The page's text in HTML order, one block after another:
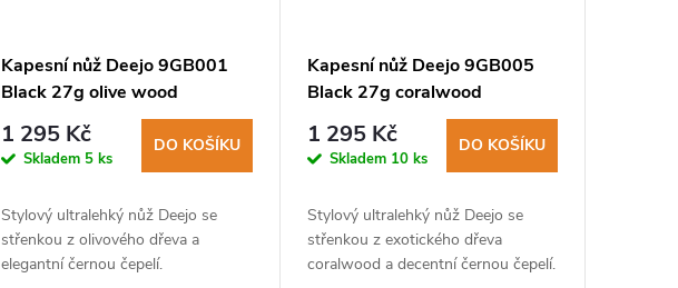
Kapesní nůž Deejo 9GB001
Black 27g olive wood
1 295 Kč
Skladem 5 ks
DO KOŠÍKU
Stylový ultralehký nůž Deejo se
střenkou z olivového dřeva a
elegantní černou čepelí.
Kapesní nůž Deejo 9GB005
Black 27g coralwood
1 295 Kč
Skladem 10 ks
DO KOŠÍKU
Stylový ultralehký nůž Deejo se
střenkou z exotického dřeva
coralwood a decentní černou čepelí.